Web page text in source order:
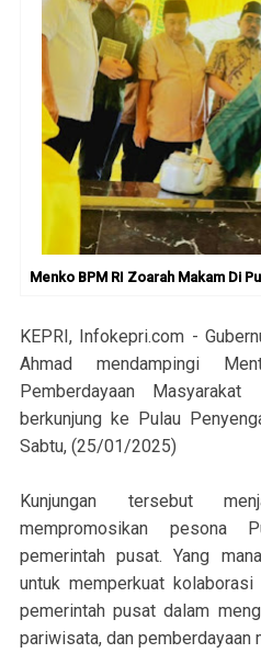
Menko BPM RI Zoarah Makam Di
KEPRI, Infokepri.com -
Ahmad mendampingi
Pemberdayaan
berkunjung ke Pulau
Sabtu, (25/01/2025)
Kunjungan tersebut
mempromosikan pesona
pemerintah pusat. Yang
untuk memperkuat
pemerintah pusat dalam
pariwisata, dan pemberdayaan